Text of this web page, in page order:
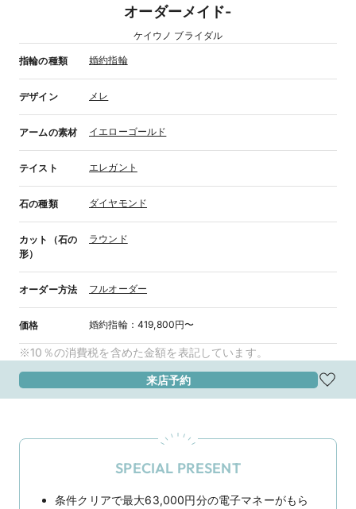
オーダーメイド-
ケイウノ ブライダル
指輪の種類 婚約指輪
デザイン メレ
アームの素材 イエローゴールド
テイスト エレガント
石の種類 ダイヤモンド
カット（石の
形）
ラウンド
オーダー方法 フルオーダー
価格 婚約指輪： 419,800円〜
※10％の消費税を含めた金額を表記しています。
来店予約
SPECIAL PRESENT
条件クリアで最大63,000円分の電子マネーがもら